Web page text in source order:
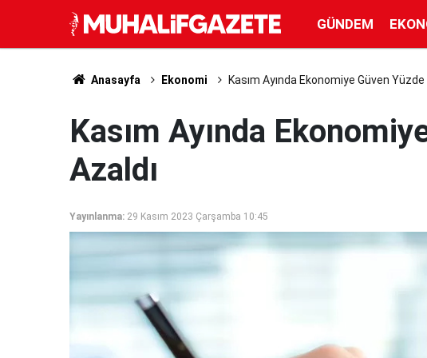
GÜNDEM
Anasayfa Ekonomi Kasım Ayında Ekonomiye Güven Yüzde
Kasım Ayında
Azaldı
Yayınlanma: 29 Kasım 2023 Çarşamba 10:45